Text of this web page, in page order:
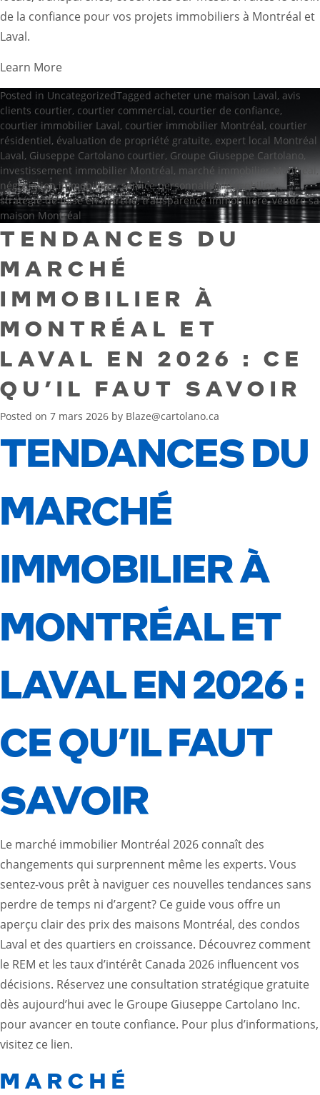
de la confiance pour vos projets immobiliers à Montréal et
Laval.
Learn More
Posted in UncategorizedTagged acheter une maison Laval, avis
clients courtier, courtier commercial, courtier de confiance,
courtier immobilier Laval, courtier immobilier Montréal, courtier
résidentiel, évaluation de propriété gratuite, expert local Montréal
Laval, Giuseppe Cartolano courtier, Groupe Giuseppe Cartolano,
investissement immobilier Montréal, marché immobilier Montréal
négociation immobilière,service personnalisé immobilier ,
stratégie de mise en marché,transparence immobilière,vendre sa
maison Montréal
TENDANCES DU
MARCHÉ
IMMOBILIER À
MONTRÉAL ET
LAVAL EN 2026 : CE
QU’IL FAUT SAVOIR
Posted on 7 mars 2026 by Blaze@cartolano.ca
TENDANCES DU
MARCHÉ
IMMOBILIER À
MONTRÉAL ET
LAVAL EN 2026 :
CE QU’IL FAUT
SAVOIR
Le marché immobilier Montréal 2026 connaît des
changements qui surprennent même les experts. Vous
sentez-vous prêt à naviguer ces nouvelles tendances sans
perdre de temps ni d’argent? Ce guide vous offre un
aperçu clair des prix des maisons Montréal, des condos
Laval et des quartiers en croissance. Découvrez comment
le REM et les taux d’intérêt Canada 2026 influencent vos
décisions. Réservez une consultation stratégique gratuite
dès aujourd’hui avec le Groupe Giuseppe Cartolano Inc.
pour avancer en toute confiance. Pour plus d’informations,
visitez ce lien.
MARCHÉ